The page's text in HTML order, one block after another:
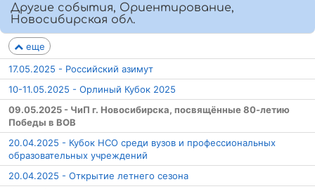
Другие события, Ориентирование,
Новосибирская обл.
еще
17.05.2025 - Российский азимут
10-11.05.2025 - Орлиный Кубок 2025
09.05.2025 - ЧиП г. Новосибирска, посвящённые 80-летию
Победы в ВОВ
20.04.2025 - Кубок НСО среди вузов и профессиональных
образовательных учреждений
20.04.2025 - Открытие летнего сезона